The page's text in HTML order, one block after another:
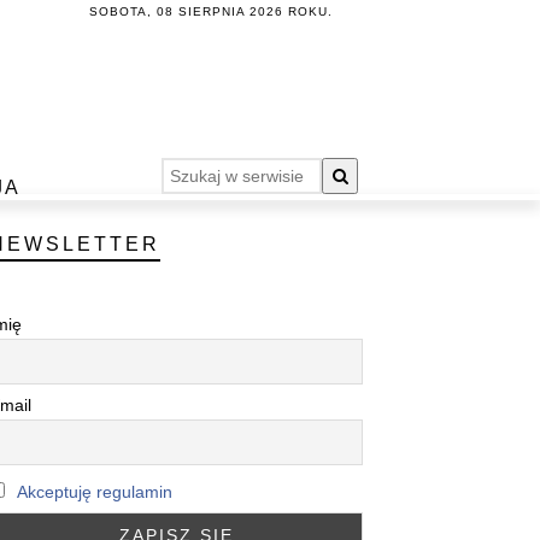
SOBOTA, 08 SIERPNIA 2026 ROKU.
Akceptuję regulamin